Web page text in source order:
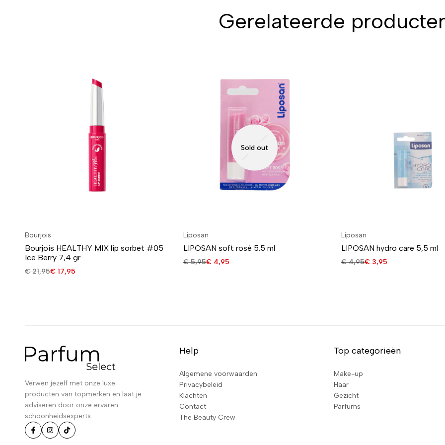
Gerelateerde
Bourjois
Bourjois HEALTHY MIX lip sorbet #05
Ice Berry 7,4 gr
€21,95€ 17,95
Sold out
Liposan
LIPOSAN soft rosé 5.5 ml
€5,95€4,95
Liposan
LIPOSAN hydro care 5,5 ml
€4,95€ 3,95
Verwen jezelf met onze luxe
producten van topmerken en laat je
adviseren door onze ervaren
schoonheidsexperts.
Help
Algemene voorwaarden
Privacybeleid
Klachten
Contact
The Beauty Crew
Top categorieën
Make-up
Haar
Gezicht
Parfums